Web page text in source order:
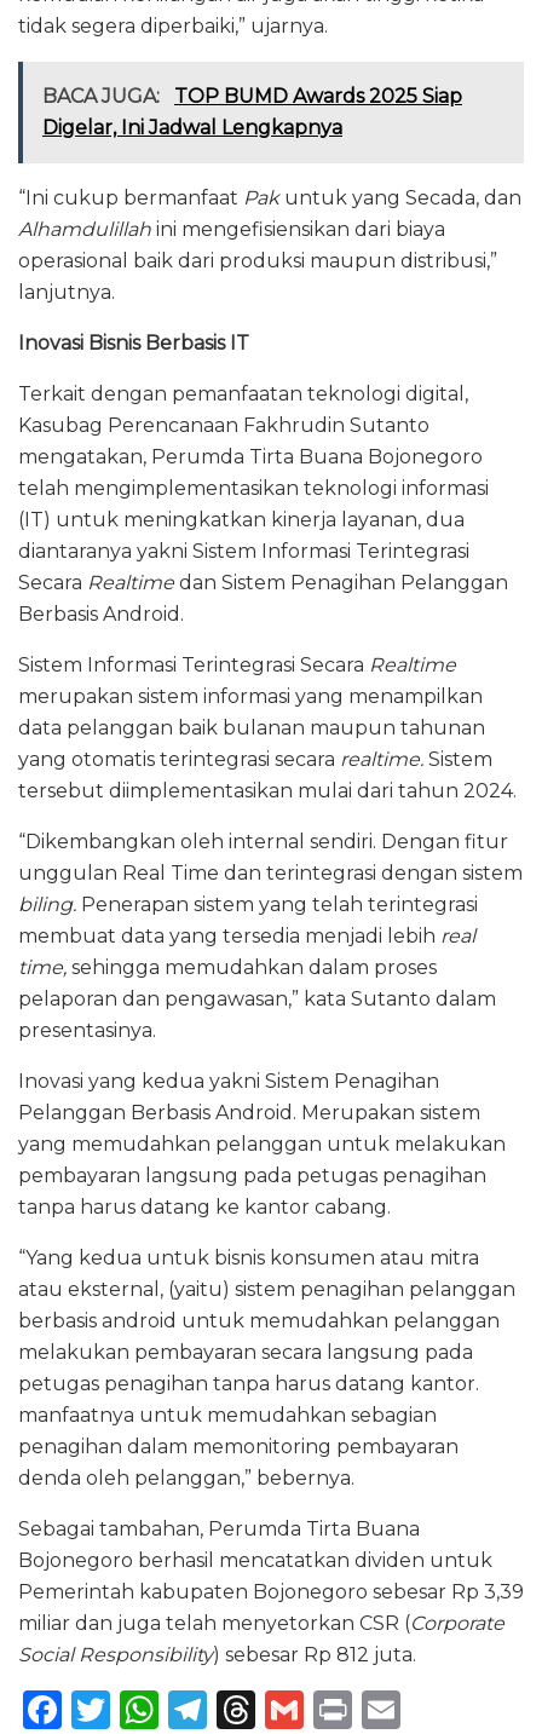
tidak segera diperbaiki,” ujarnya.
BACA JUGA:
TOP BUMD Awards 2025 Siap
Digelar, Ini Jadwal Lengkapnya
“Ini cukup bermanfaat Pakuntuk yang Secada, dan
Alhamdulillah ini mengefisiensikan dari biaya
operasional baik dari produksi maupun distribusi,”
lanjutnya.
Inovasi Bisnis Berbasis IT
Terkait dengan pemanfaatan teknologi digital,
Kasubag Perencanaan Fakhrudin Sutanto
mengatakan, Perumda Tirta Buana Bojonegoro
telah mengimplementasikan teknologi informasi
(IT) untuk meningkatkan kinerja layanan, dua
diantaranya yakni Sistem Informasi Terintegrasi
Secara Realtime dan Sistem Penagihan Pelanggan
Berbasis Android.
Sistem Informasi Terintegrasi Secara Realtime
merupakan sistem informasi yang menampilkan
data pelanggan baik bulanan maupun tahunan
yang otomatis terintegrasi secara realtime. Sistem
tersebut diimplementasikan mulai dari tahun 2024.
“Dikembangkan oleh internal sendiri. Dengan fitur
unggulan Real Time dan terintegrasi dengan sistem
biling. Penerapan sistem yang telah terintegrasi
membuat data yang tersedia menjadi lebih real
time, sehingga memudahkan dalam proses
pelaporan dan pengawasan,” kata Sutanto dalam
presentasinya.
Inovasi yang kedua yakni Sistem Penagihan
Pelanggan Berbasis Android. Merupakan sistem
yang memudahkan pelanggan untuk melakukan
pembayaran langsung pada petugas penagihan
tanpa harus datang ke kantor cabang.
“Yang kedua untuk bisnis konsumen atau mitra
atau eksternal, (yaitu) sistem penagihan pelanggan
berbasis android untuk memudahkan pelanggan
melakukan pembayaran secara langsung pada
petugas penagihan tanpa harus datang kantor.
manfaatnya untuk memudahkan sebagian
penagihan dalam memonitoring pembayaran
denda oleh pelanggan,” bebernya.
Sebagai tambahan, Perumda Tirta Buana
Bojonegoro berhasil mencatatkan dividen untuk
Pemerintah kabupaten Bojonegoro sebesar Rp 3,39
miliar dan juga telah menyetorkan CSR (Corporate
Social Responsibility) sebesar Rp 812 juta.
F
T
W T
T
G P